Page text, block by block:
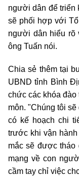
người dân để triển
sẽ phối hợp với
người dân hiểu rõ
ông Tuấn nói.
Chia sẻ thêm tại
UBND tỉnh Bình
chức các khóa
môn. "Chúng tôi
có kế hoạch chi
trước khi vận
mắc sẽ được
mạng về con
cầm tay chỉ việc